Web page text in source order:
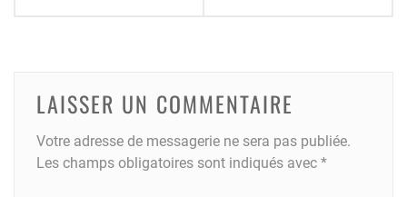
LAISSER UN COMMENTAIRE
Votre adresse de messagerie ne sera pas publiée.
Les champs obligatoires sont indiqués avec *